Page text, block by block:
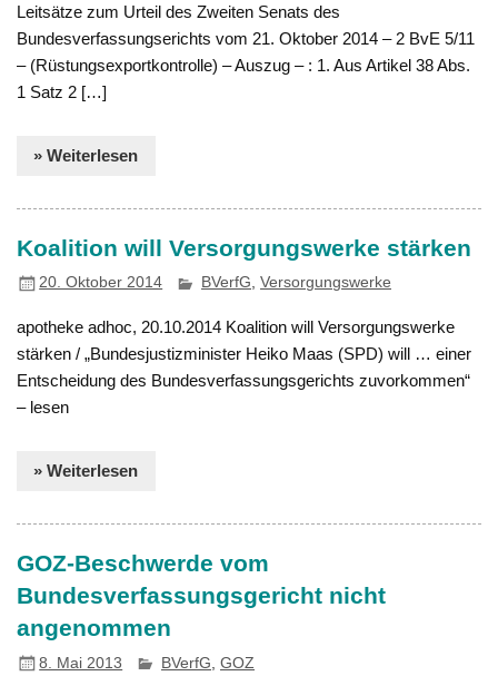
Leitsätze zum Urteil des Zweiten Senats des
Bundesverfassungserichts vom 21. Oktober 2014 – 2 BvE 5/11
– (Rüstungsexportkontrolle) – Auszug – : 1. Aus Artikel 38 Abs.
1 Satz 2 […]
» Weiterlesen
Koalition will Versorgungswerke stärken
20. Oktober 2014 BVerfG,Versorgungswerke
apotheke adhoc, 20.10.2014 Koalition will Versorgungswerke
stärken / „Bundesjustizminister Heiko Maas (SPD) will … einer
Entscheidung des Bundesverfassungsgerichts zuvorkommen“
– lesen
» Weiterlesen
GOZ-Beschwerde vom
Bundesverfassungsgericht nicht
angenommen
8. Mai 2013 BVerfG ,GOZ